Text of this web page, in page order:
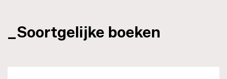
_Soortgelijke boeken